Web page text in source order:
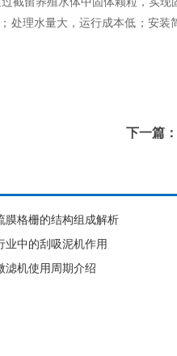
处理水量大，运行成本低；安装
下一篇：
膜格栅的结构组成解析
业中的刮吸泥机作用
滤机使用周期介绍